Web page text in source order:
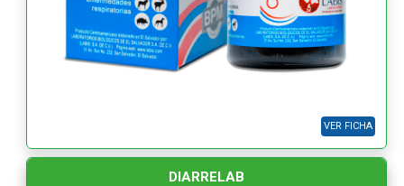
VER FICHA
DIARRELAB